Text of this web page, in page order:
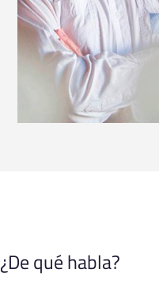
¿De qué habla?